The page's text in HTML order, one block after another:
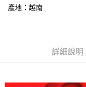
１．簡單：不需註冊會員、
【「AFTEE先享後付」結帳
１．於結帳方式選擇「
３．收到繳費通知簡訊後
產地：越南
詳細說明